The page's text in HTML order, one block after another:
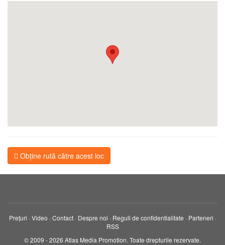
Obține rută către acest loc
Prețuri ·Video ·Contact· Despre noi · Reguli de confidentialitate · Parteneri ·
RSS
© 2009 - 2026 Atlas Media Promotion. Toate drepturile rezervate.